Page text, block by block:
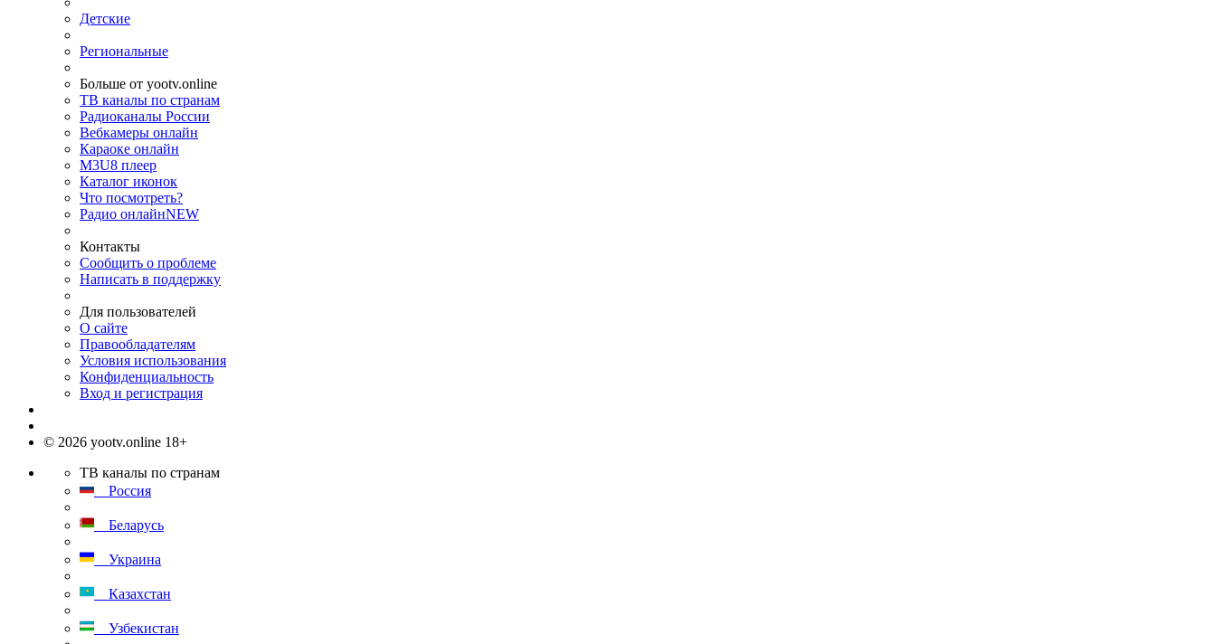
Детские
Региональные
Больше от yootv.online
ТВ каналы по странам
Радиоканалы России
Вебкамеры онлайн
Караоке онлайн
M3U8 плеер
Каталог иконок
Что посмотреть?
Радио онлайнNEW
Контакты
Сообщить о проблеме
Написать в поддержку
Для пользователей
О сайте
Правообладателям
Условия использования
Конфиденциальность
Вход и регистрация
© 2026 yootv.online 18+
ТВ каналы по странам
Россия
Беларусь
Украина
Казахстан
Узбекистан